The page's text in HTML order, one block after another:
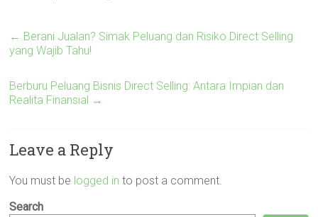
← Berani Jualan? Simak Peluang dan Risiko Direct Selling
yang Wajib Tahu!
Berburu Peluang Bisnis Direct Selling: Antara Impian dan
Realita Finansial →
Leave a Reply
You must be logged in to post a comment.
Search